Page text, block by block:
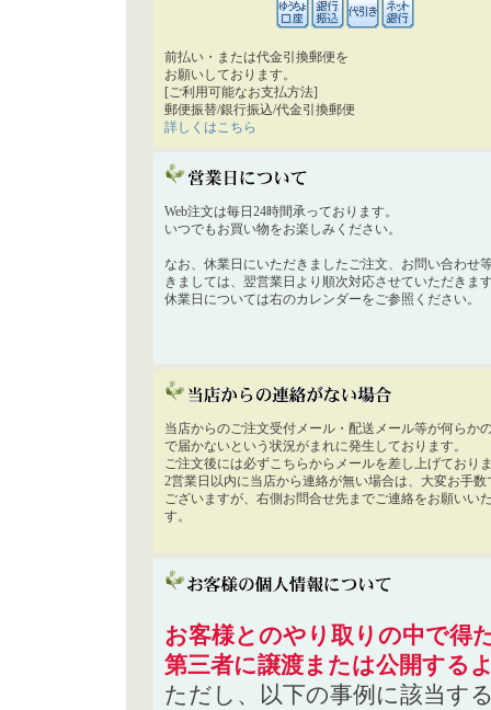
前払い・または代金引換郵便を
お願いしております。
[ご利用可能なお支払方法]
郵便振替/銀行振込/代金引換郵便
詳しくはこちら
Web注文は毎日24時間承っております。
いつでもお買い物をお楽しみください。
なお、休業日にいただきましたご注文、お問い合わせ
きましては、翌営業日より順次対応させていただきま
休業日については右のカレンダーをご参照ください。
当店からのご注文受付メール・配送メール等が何らか
で届かないという状況がまれに発生しております。
ご注文後には必ずこちらからメールを差し上げており
2営業日以内に当店から連絡が無い場合は、大変お手数
ございますが、右側お問合せ先までご連絡をお願いい
す。
お客様とのやり取りの中で得
第三者に譲渡または公開する
ただし、以下の事例に該当す